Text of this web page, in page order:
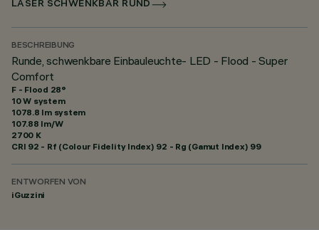
LASER SCHWENKBAR RUND
BESCHREIBUNG
Runde, schwenkbare Einbauleuchte- LED - Flood - Super
Comfort
F - Flood 28°
10 W system
1078.8 lm system
107.88 lm/W
2700 K
CRI 92 - Rf (Colour Fidelity Index) 92 - Rg (Gamut Index) 99
ENTWORFEN VON
iGuzzini